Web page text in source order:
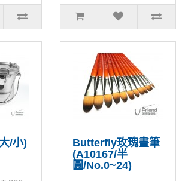
/小)
Butterfly玫瑰畫筆
(A10167/半
圓/No.0~24)